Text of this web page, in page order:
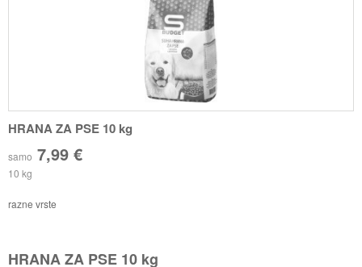
HRANA ZA PSE 10 kg
samo 7,99 €
10 kg
razne vrste
HRANA ZA PSE 10 kg